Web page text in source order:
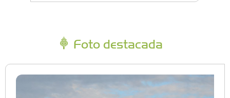
Foto destacada